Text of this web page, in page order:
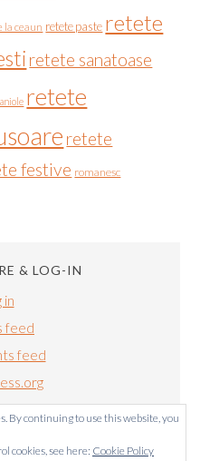
la ceaun retete paste retete
retete sanatoase
retete
retete
festive romanesc
& LOG-IN
in
feed
feed
By continuing to use this website, you
cookies, see here: Cookie Policy